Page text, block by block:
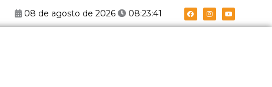
08 de agosto de 2026 08:23:42 F
a
c
e
I
n
s
t
Y
o
u
t